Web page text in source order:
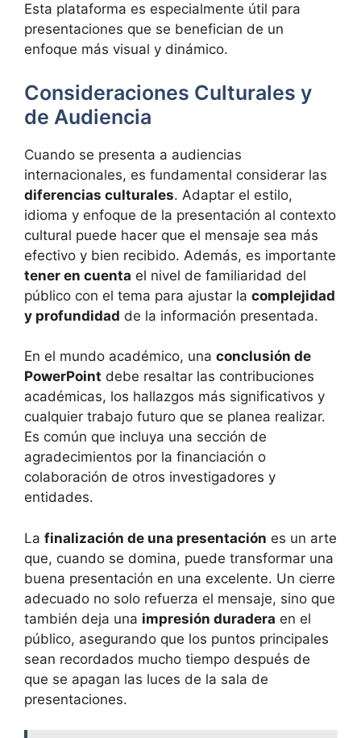
Esta plataforma es especialmente útil para
presentaciones que se benefician de un
enfoque más visual y dinámico.
Consideraciones Culturales y
de Audiencia
Cuando se presenta a audiencias
internacionales, es fundamental considerar las
diferencias culturales. Adaptar el estilo,
idioma y enfoque de la presentación al contexto
cultural puede hacer que el mensaje sea más
efectivo y bien recibido. Además, es importante
tener en cuenta el nivel de familiaridad del
público con el tema para ajustar la complejidad
y profundidad de la información presentada.
En el mundo académico, una conclusión de
PowerPoint debe resaltar las contribuciones
académicas, los hallazgos más significativos y
cualquier trabajo futuro que se planea realizar.
Es común que incluya una sección de
agradecimientos por la financiación o
colaboración de otros investigadores y
entidades.
La finalización de una presentación es un arte
que, cuando se domina, puede transformar una
buena presentación en una excelente. Un cierre
adecuado no solo refuerza el mensaje, sino que
también deja una impresión duradera en el
público, asegurando que los puntos principales
sean recordados mucho tiempo después de
que se apagan las luces de la sala de
presentaciones.